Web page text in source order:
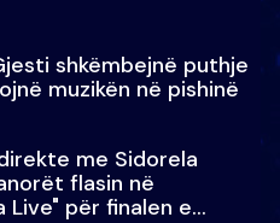
shkëmbejnë puthje
muzikën në pishinë
me Sidorela
flasin në
Live" për finalen e